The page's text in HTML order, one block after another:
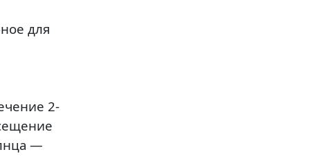
для
2-
—